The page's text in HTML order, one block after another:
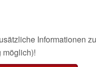
Informationen
möglich)!